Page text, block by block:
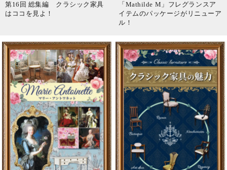
第16回 総集編 クラシック家具
はココを見よ！
「Mathilde M」フレグランスア
イテムのパッケージがリニューア
ル！